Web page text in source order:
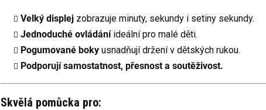
Velký displej zobrazuje minuty, sekundy i setiny sekundy.
Jednoduché ovládáníideální pro malé děti.
Pogumované boky usnadňují držení v dětských rukou.
Podporují samostatnost, přesnost a soutěživost.
Skvělá pomůcka pro: